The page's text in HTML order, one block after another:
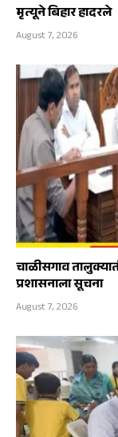
मृत्यूने बिहार हादरले
August 7, 2026
चाळीसगाव
प्रशासनाला सूचना
August 7, 2026